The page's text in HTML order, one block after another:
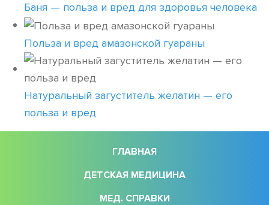
Баня — польза и вред для здоровья человека
Польза и вред амазонской гуараны
Натуральный загуститель желатин — его
польза и вред
ГЛАВНАЯ
ДЕТСКАЯ МЕДИЦИНА
МЕД. СПРАВКИ